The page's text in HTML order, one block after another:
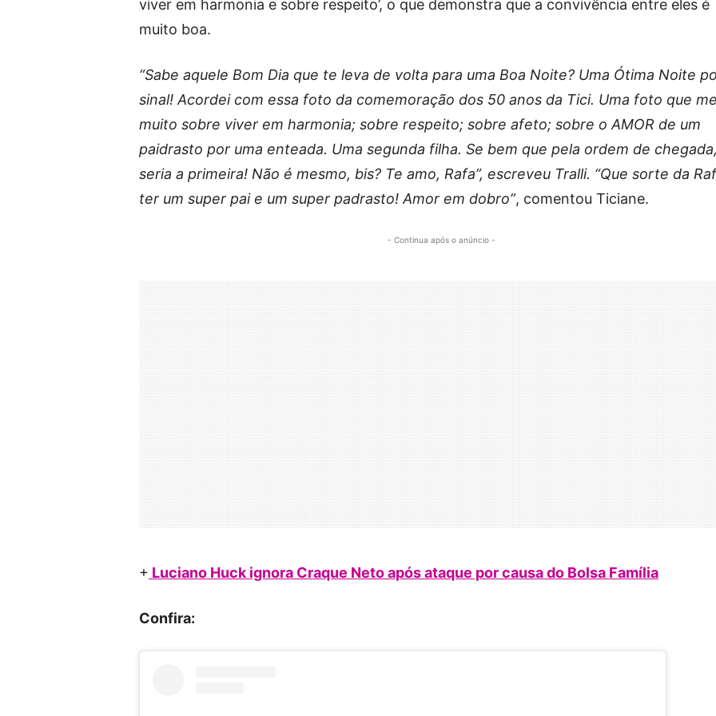
viver em harmonia e sobre respeito’, o que demonstra que a convivência entre eles é
muito boa.
“Sabe aquele Bom Dia que te leva de volta para uma Boa Noite? Uma Ótima Noite
sinal! Acordei com essa foto da comemoração dos 50 anos da Tici. Uma foto que
muito sobre viver em harmonia; sobre respeito; sobre afeto; sobre o AMOR de um
paidrasto por uma enteada. Uma segunda filha. Se bem que pela ordem de chegada,
seria a primeira! Não é mesmo, bis? Te amo, Rafa”, escreveu Tralli. “Que sorte da
ter um super pai e um super padrasto! Amor em dobro”, comentou Ticiane.
- Continua após o anúncio -
+ Luciano Huck ignora Craque Neto após ataque por causa do Bolsa Família
Confira: